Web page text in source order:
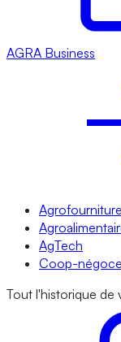
AGRA Business
Agrofourniture
AgTech
Coop-négoce
Tout l'historique de